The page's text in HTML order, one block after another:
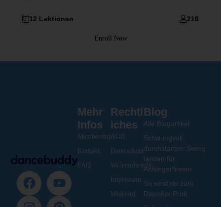
12 Lektionen 216
Enroll Now
Rechtl
iches
AGB
Datenschutz
Widerrufsrecht
Impressum
Widerruf
Mehr
Infos
Membership
Kontakt
FAQ
Blog
Alle Blogartikel
Schwungvoll
durchstarten: Swing
tanzen für
Anfänger*innen
So wirst du zum
Discofox-Profi